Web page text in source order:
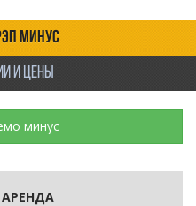
МИНУС
И ЦЕНЫ
минус
АРЕНДА